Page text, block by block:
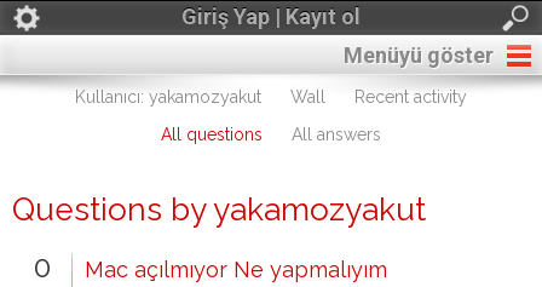
Giriş Yap | Kayıt ol
Menüyü göster
Kullanıcı: yakamozyakut Wall
Recent activity
All questions
All answers
Questions by yakamozyakut
0 Mac açılmıyor Ne yapmalıyım